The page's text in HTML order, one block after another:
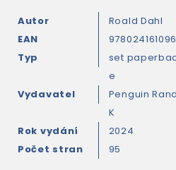
Autor
Roald Dahl
EAN
Typ
set
e
Vydavatel
Penguin
K
Rok vydání
2024
Počet stran
95